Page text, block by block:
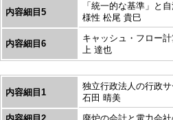
内容細目5
「統一的な基準」と
様性 松尾 貴巳
内容細目6
キャッシュ・フロー
上 達也
内容細目1
独立行政法人の行政
石田 晴美